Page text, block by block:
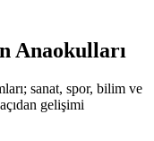
Anaokulları
sanat, spor, bilim ve
gelişimi